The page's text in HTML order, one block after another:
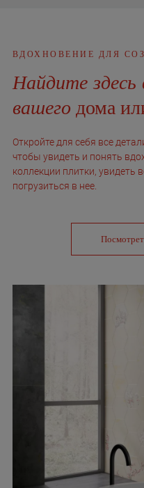
ВДОХНОВЕНИЕ ДЛЯ
Найдите здесь
вашего дома
Откройте для себя все
чтобы увидеть и понять
коллекции плитки, увидеть
погрузиться в нее.